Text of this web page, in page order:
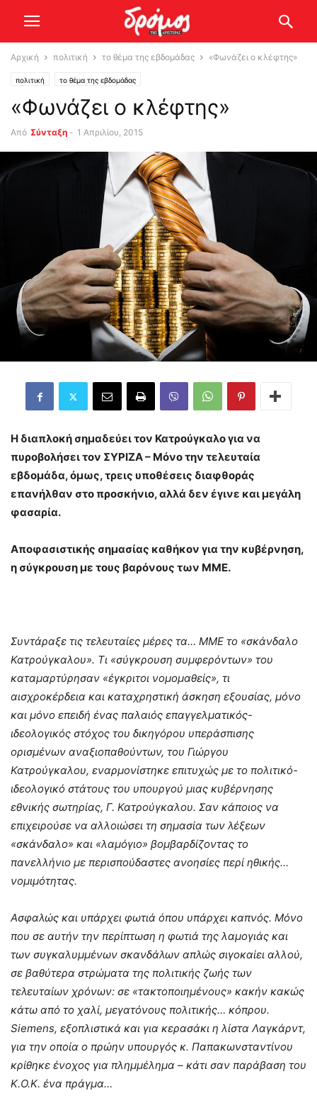
Αρχική πολιτική το θέμα της εβδομάδας «Φωνάζει ο κλέφτης»
πολιτική το θέμα της εβδομάδας
«Φωνάζει ο κλέφτης»
Από Σύνταξη - 1 Απριλίου, 2015
Η διαπλοκή σημαδεύει τον Κατρούγκαλο για να
πυροβολήσει τον ΣΥΡΙΖΑ – Μόνο την τελευταία
εβδομάδα, όμως, τρεις υποθέσεις διαφθοράς
επανήλθαν στο προσκήνιο, αλλά δεν έγινε και μεγάλη
φασαρία.
Αποφασιστικής σημασίας καθήκον για την κυβέρνηση,
η σύγκρουση με τους βαρόνους των ΜΜΕ.
Συντάραξε τις τελευταίες μέρες τα… ΜΜΕ το «σκάνδαλο
Κατρούγκαλου». Τι «σύγκρουση συμφερόντων» του
καταμαρτύρησαν «έγκριτοι νομομαθείς», τι
αισχροκέρδεια και καταχρηστική άσκηση εξουσίας, μόνο
και μόνο επειδή ένας παλαιός επαγγελματικός-
ιδεολογικός στόχος του δικηγόρου υπεράσπισης
ορισμένων αναξιοπαθούντων, του Γιώργου
Κατρούγκαλου, εναρμονίστηκε επιτυχώς με το πολιτικό-
ιδεολογικό στάτους του υπουργού μιας κυβέρνησης
εθνικής σωτηρίας, Γ. Κατρούγκαλου. Σαν κάποιος να
επιχειρούσε να αλλοιώσει τη σημασία των λέξεων
«σκάνδαλο» και «λαμόγιο» βομβαρδίζοντας το
πανελλήνιο με περισπούδαστες ανοησίες περί ηθικής…
νομιμότητας.
Ασφαλώς και υπάρχει φωτιά όπου υπάρχει καπνός. Μόνο
που σε αυτήν την περίπτωση η φωτιά της λαμογιάς και
των συγκαλυμμένων σκανδάλων απλώς σιγοκαίει αλλού,
σε βαθύτερα στρώματα της πολιτικής ζωής των
τελευταίων χρόνων: σε «τακτοποιημένους» κακήν κακώς
κάτω από το χαλί, μεγατόνους πολιτικής… κόπρου.
Siemens, εξοπλιστικά και για κερασάκι η λίστα Λαγκάρντ,
για την οποία ο πρώην υπουργός κ. Παπακωνσταντίνου
κρίθηκε ένοχος για πλημμέλημα – κάτι σαν παράβαση του
Κ.Ο.Κ. ένα πράγμα…